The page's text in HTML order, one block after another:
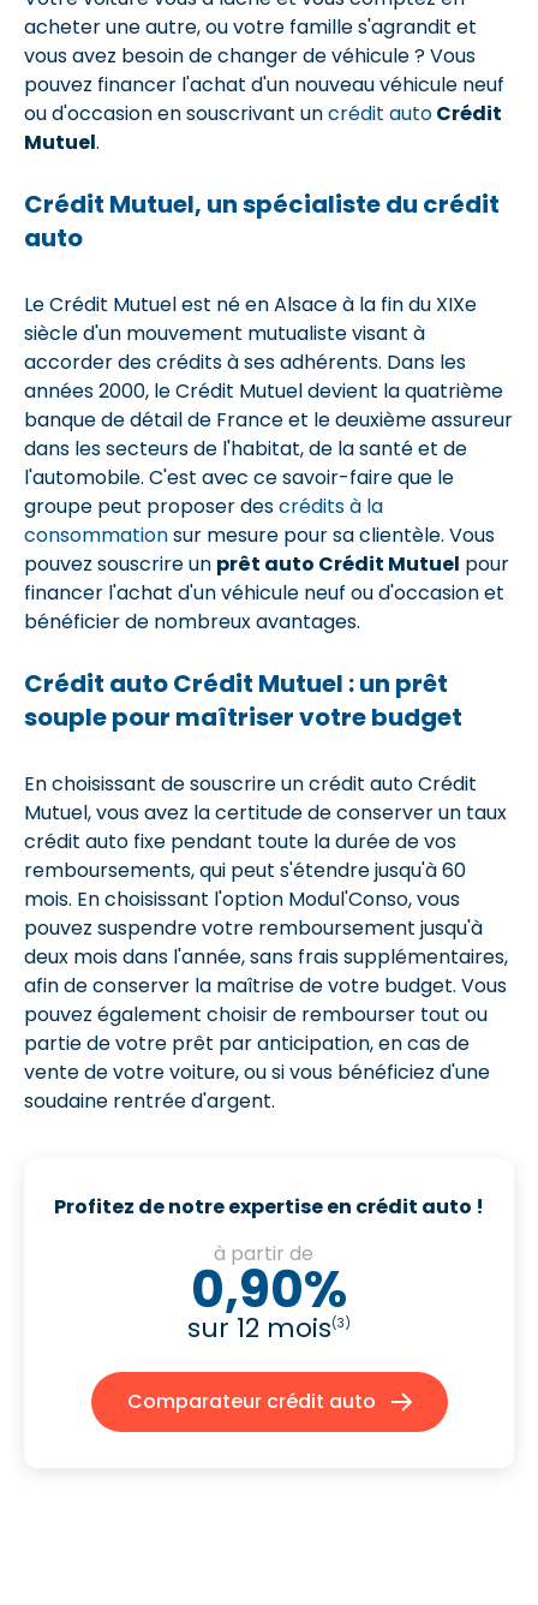
acheter une autre, ou votre famille s'agrandit et
vous avez besoin de changer de véhicule ? Vous
pouvez financer l'achat d'un nouveau véhicule neuf
ou d'occasion en souscrivant uncrédit autoCrédit
Mutuel.
Crédit Mutuel, un spécialiste du crédit
auto
Le Crédit Mutuel est né en Alsace à la fin du XIXe
siècle d'un mouvement mutualiste visant à
accorder des crédits à ses adhérents. Dans les
années 2000, le Crédit Mutuel devient la quatrième
banque de détail de France et le deuxième assureur
dans les secteurs de l'habitat, de la santé et de
l'automobile. C'est avec ce savoir-faire que le
groupe peut proposer descrédits à la
consommationsur mesure pour sa clientèle. Vous
pouvez souscrire un prêt auto Crédit Mutuel pour
financer l'achat d'un véhicule neuf ou d'occasion et
bénéficier de nombreux avantages.
Crédit auto Crédit Mutuel : un prêt
souple pour maîtriser votre budget
En choisissant de souscrire un crédit auto Crédit
Mutuel, vous avez la certitude de conserver un taux
crédit auto fixe pendant toute la durée de vos
remboursements, qui peut s'étendre jusqu'à 60
mois. En choisissant l'option Modul'Conso, vous
pouvez suspendre votre remboursement jusqu'à
deux mois dans l'année, sans frais supplémentaires,
afin de conserver la maîtrise de votre budget. Vous
pouvez également choisir de rembourser tout ou
partie de votre prêt par anticipation, en cas de
vente de votre voiture, ou si vous bénéficiez d'une
soudaine rentrée d'argent.
Profitez de notre expertise en crédit auto !
à partir de
0,90%
sur 12 mois(3)
Comparateur crédit auto